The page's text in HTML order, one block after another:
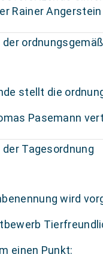
Rainer
stellt die
Pasemann
Tagesordnung
wird
einen Punkt: